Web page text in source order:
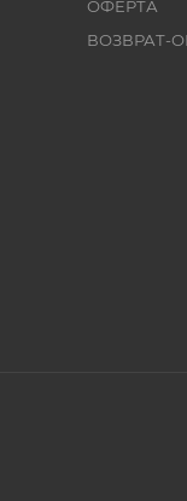
ОФЕРТА
ВОЗВРАТ-